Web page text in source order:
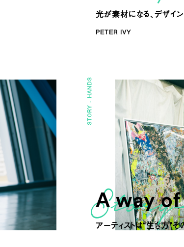
光が素材になる、デザイ
PETER IVY
STORY -
HANDS
A way
アーティストは“生き方”そ